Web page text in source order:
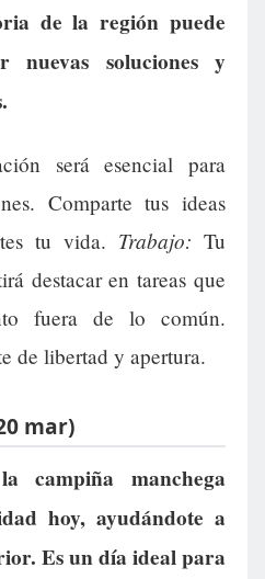
de la región puede
nuevas soluciones y
será esencial para
Comparte tus ideas
tu vida. Trabajo: Tu
destacar en tareas que
fuera de lo común.
de libertad y apertura.
mar)
campiña manchega
hoy, ayudándote a
Es un día ideal para